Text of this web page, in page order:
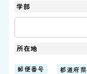
学部
所在地
郵便番号 都道府県